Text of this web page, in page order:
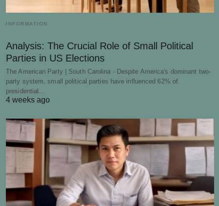
INFORMATION
Analysis: The Crucial Role of Small Political
Parties in US Elections
The American Party | South Carolina - Despite America's dominant two-
party system, small political parties have influenced 62% of
presidential…
4 weeks ago